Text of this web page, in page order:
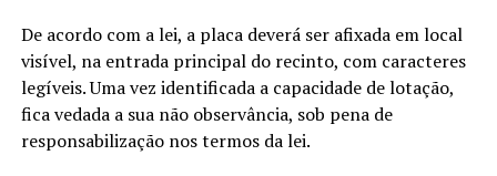
De acordo com a lei, a placa deverá ser afixada em local
visível, na entrada principal do recinto, com caracteres
legíveis. Uma vez identificada a capacidade de lotação,
fica vedada a sua não observância, sob pena de
responsabilização nos termos da lei.